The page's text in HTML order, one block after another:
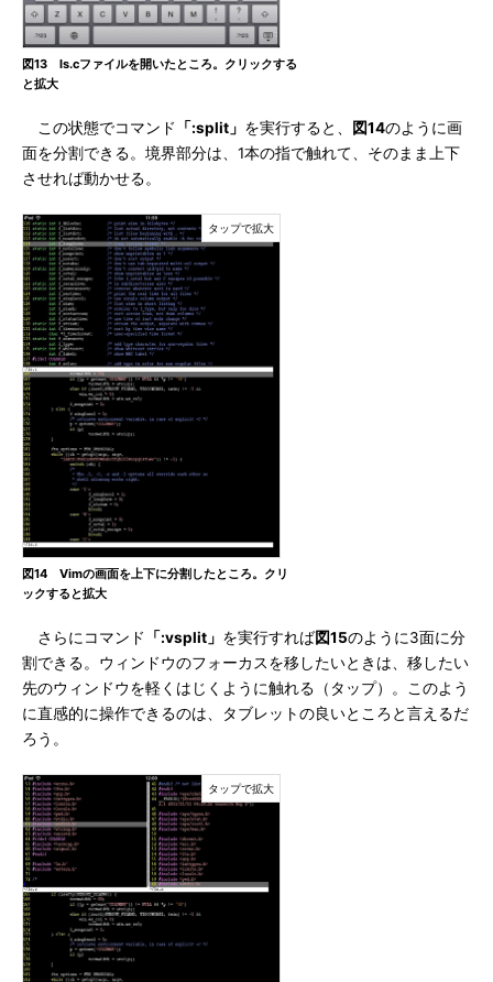
図13 ls.cファイルを開いたところ。クリックする
と拡大
この状態でコマンド 「:split」 を実行すると、 図14のように画
面を分割できる。境界部分は、1本の指で触れて、そのまま上下
させれば動かせる。
図14 Vimの画面を上下に分割したところ。クリ
ックすると拡大
さらにコマンド 「:vsplit」 を実行すれば図15のように3面に分
割できる。ウィンドウのフォーカスを移したいときは、移したい
先のウィンドウを軽くはじくように触れる（タップ）。このよう
に直感的に操作できるのは、タブレットの良いところと言えるだ
ろう。